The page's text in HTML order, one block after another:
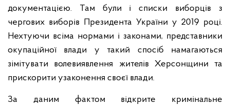
документацією. Там були і списки виборців з
чергових виборів Президента України у 2019 році.
Нехтуючи всіма нормами і законами, представники
окупаційної влади у такий спосіб намагаються
зімітувати волевиявлення жителів Херсонщини та
прискорити узаконення своєї влади.
За даним фактом відкрите кримінальне